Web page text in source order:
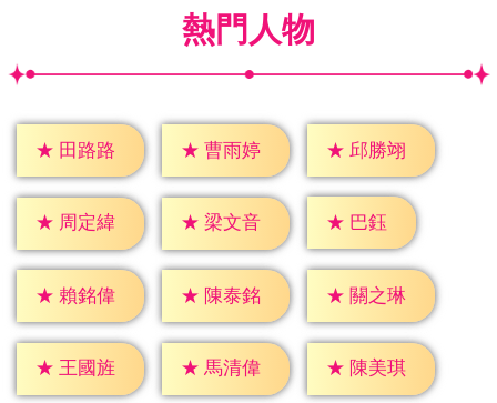
熱門人物
★ 田路路 ★ 曹雨婷 ★ 邱勝翊
★ 周定緯 ★ 梁文音 ★ 巴鈺
★ 賴銘偉 ★ 陳泰銘 ★ 關之琳
★ 王國旌 ★ 馬清偉 ★ 陳美琪